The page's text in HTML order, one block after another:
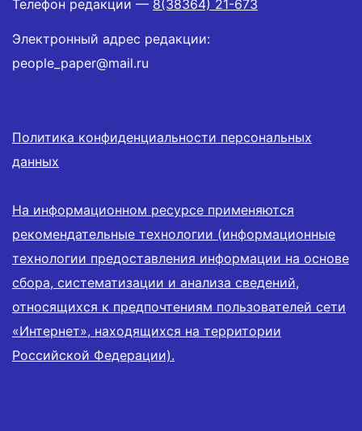
Телефон редакции — 8(38364) 21-673
Электронный адрес редакции:
people_paper@mail.ru
Политика конфиденциальности персональных
данных
На информационном ресурсе применяются
рекомендательные технологии (информационные
технологии предоставления информации на основе
сбора, систематизации и анализа сведений,
относящихся к предпочтениям пользователей сети
«Интернет», находящихся на территории
Российской Федерации).